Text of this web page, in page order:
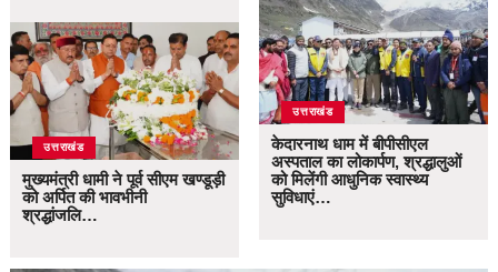
उत्तराखंड
मुख्यमंत्री धामी ने पूर्व सीएम खण्डूड़ी
को अर्पित की भावभीनी
श्रद्धांजलि…
उत्तराखंड
केदारनाथ धाम में बीपीसीएल
अस्पताल का लोकार्पण, श्रद्धालुओं
को मिलेंगी आधुनिक स्वास्थ्य
सुविधाएं…